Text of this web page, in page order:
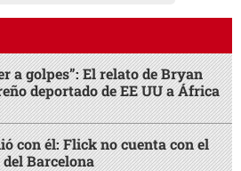
a golpes”: El relato de Bryan
deportado de EE UU a África
con él: Flick no cuenta con el
Barcelona